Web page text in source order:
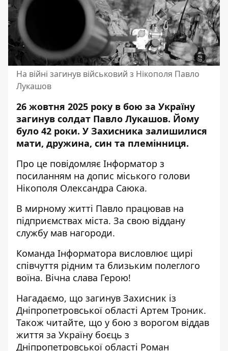
На війні загинув військовий з Нікополя Павло
Лукашов
26 жовтня 2025 року в бою за Україну
загинув солдат Павло Лукашов. Йому
було 42 роки. У Захисника залишилися
мати, дружина, син та племінниця.
Про це повідомляє Інформатор з
посиланням на допис міського голови
Нікополя Олександра Саюка.
В мирному житті Павло працював на
підприємствах міста. За свою віддану
службу мав нагороди.
Команда Інформатора висловлює щирі
співчуття рідним та близьким полеглого
воїна. Вічна слава Герою!
Нагадаємо, що загинув Захисник із
Дніпропетровської області Артем Троник.
Також читайте, що у бою з ворогом віддав
життя за Україну боєць з
Дніпропетровської області Роман